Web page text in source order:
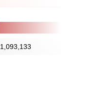
1,093,133